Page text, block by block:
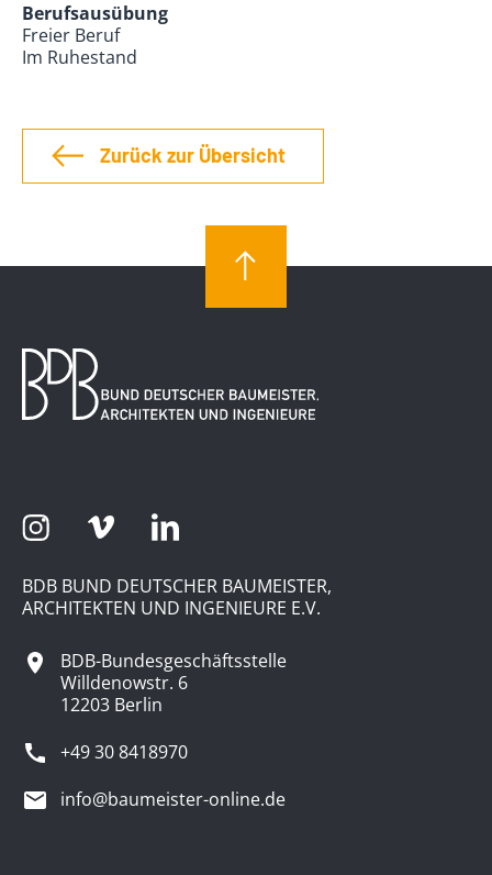
Berufsausübung
Freier Beruf
Im Ruhestand
Zurück zur Übersicht
BDB BUND DEUTSCHER BAUMEISTER,
ARCHITEKTEN UND INGENIEURE E.V.
BDB-Bundesgeschäftsstelle
Willdenowstr. 6
12203 Berlin
+49 30 8418970
info@baumeister-online.de